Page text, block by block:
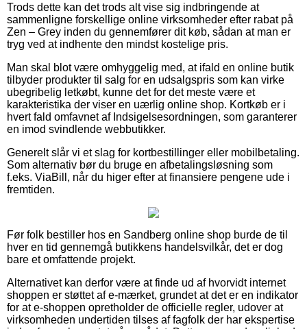
Trods dette kan det trods alt vise sig indbringende at
sammenligne forskellige online virksomheder efter rabat på
Zen – Grey inden du gennemfører dit køb, sådan at man er
tryg ved at indhente den mindst kostelige pris.
Man skal blot være omhyggelig med, at ifald en online butik
tilbyder produkter til salg for en udsalgspris som kan virke
ubegribelig letkøbt, kunne det for det meste være et
karakteristika der viser en uærlig online shop. Kortkøb er i
hvert fald omfavnet af Indsigelsesordningen, som garanterer
en imod svindlende webbutikker.
Generelt slår vi et slag for kortbestillinger eller mobilbetaling.
Som alternativ bør du bruge en afbetalingsløsning som
f.eks. ViaBill, når du higer efter at finansiere pengene ude i
fremtiden.
Før folk bestiller hos en Sandberg online shop burde de til
hver en tid gennemgå butikkens handelsvilkår, det er dog
bare et omfattende projekt.
Alternativet kan derfor være at finde ud af hvorvidt internet
shoppen er støttet af e-mærket, grundet at det er en indikator
for at e-shoppen opretholder de officielle regler, udover at
virksomheden undertiden tilses af fagfolk der har ekspertise